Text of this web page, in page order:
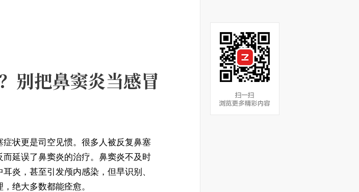
别把鼻窦炎当感冒
状更是司空见惯。很多人被反复鼻塞
延误了鼻窦炎的治疗。鼻窦炎不及时
炎，甚至引发颅内感染，但早识别、
绝大多数都能痊愈。